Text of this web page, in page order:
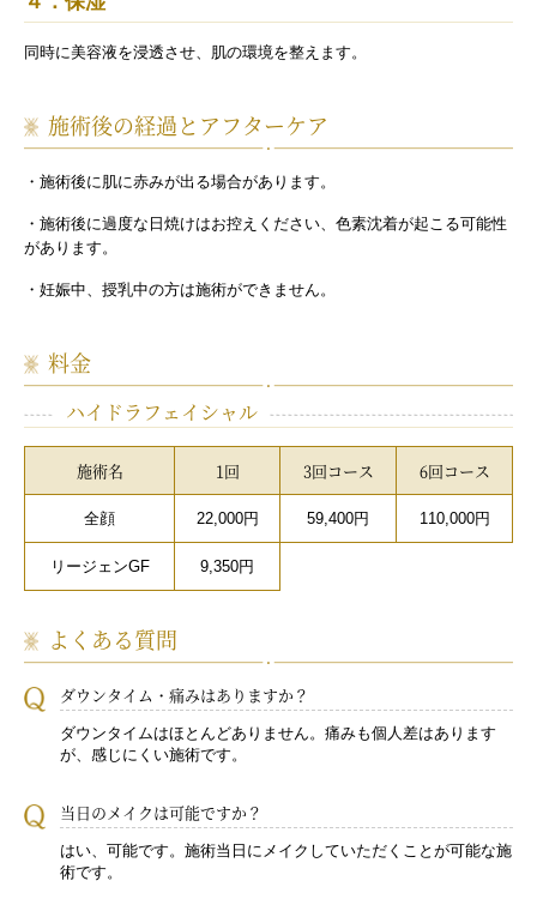
同時に美容液を浸透させ、肌の環境を整えます。
施術後の経過とアフターケア
・施術後に肌に赤みが出る場合があります。
・施術後に過度な日焼けはお控えください、色素沈着が起こる可能性
があります。
・妊娠中、授乳中の方は施術ができません。
料金
ハイドラフェイシャル
施術名 1回 3回コース 6回コース
全顔 22,000円 59,400円 110,000円
リージェンGF 9,350円
よくある質問
ダウンタイム・痛みはありますか？
ダウンタイムはほとんどありません。痛みも個人差はあります
が、感じにくい施術です。
当日のメイクは可能ですか？
はい、可能です。施術当日にメイクしていただくことが可能な施
術です。